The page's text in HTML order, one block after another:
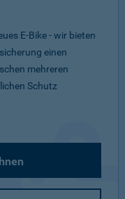
E-Bike - wir bieten
einen
mehreren
Schutz